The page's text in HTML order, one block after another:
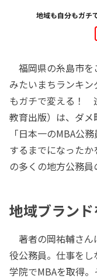
地域も自分もガチ
福岡県の糸島市を
みたいまちランキ
もガチで変える！
教育出版）は、ダ
「日本一のMBA公
するまでになった
の多くの地方公務員
地域ブラン
著者の岡祐輔さん
役公務員。仕事を
学院でMBAを取得。